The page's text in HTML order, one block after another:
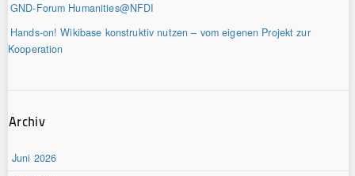
GND-Forum Humanities@NFDI
Hands-on! Wikibase konstruktiv nutzen – vom eigenen Projekt zur
Kooperation
Archiv
Juni 2026